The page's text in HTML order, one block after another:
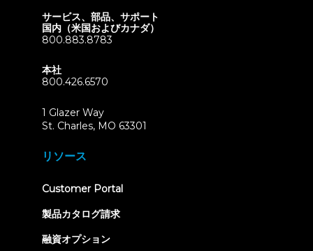
サービス、部品、サポート
国内（米国およびカナダ）
800.883.8783
本社
800.426.6570
1 Glazer Way
St. Charles, MO 63301
リソース
Customer Portal(opens
製品カタログ請求
融資オプション